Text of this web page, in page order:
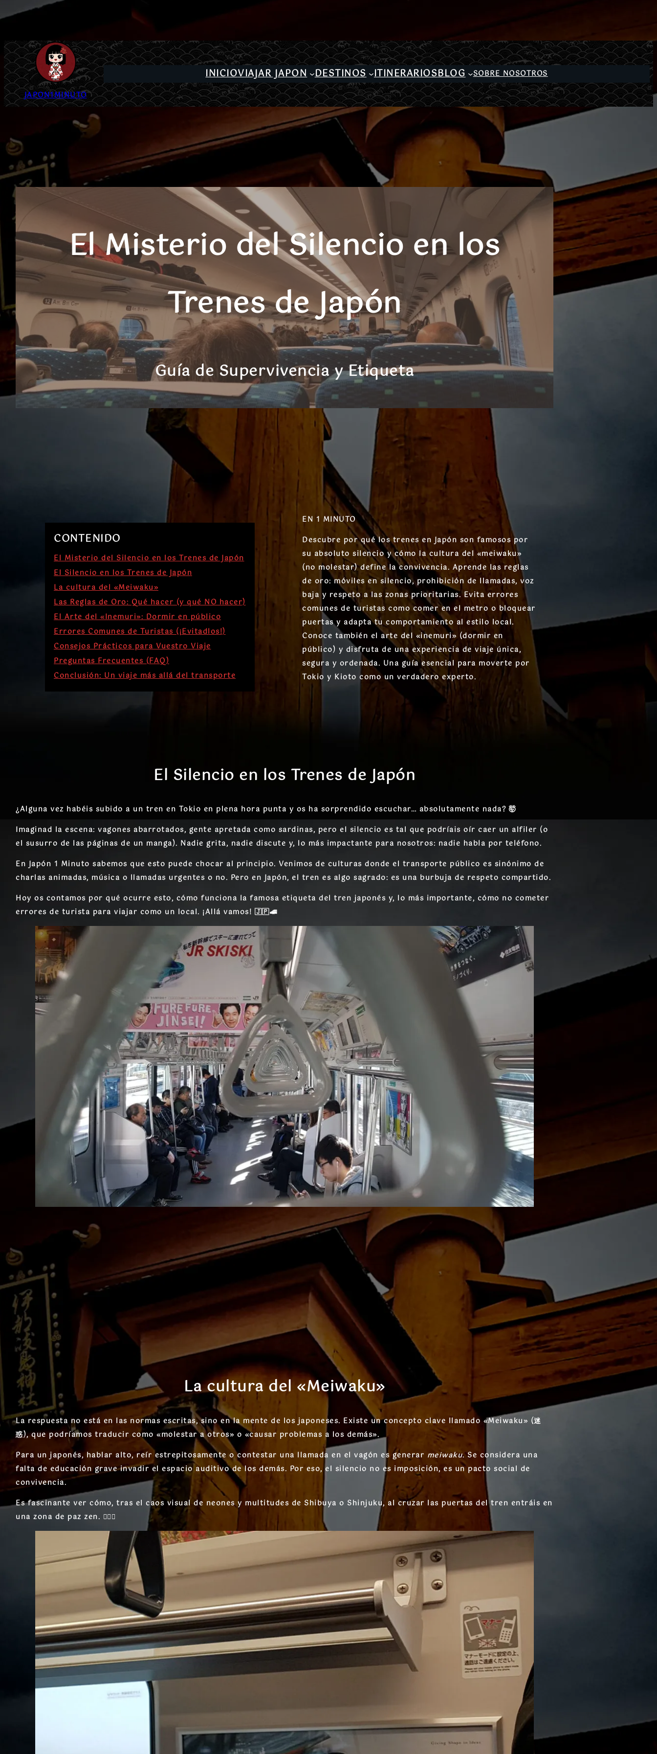
JAPON1MINUTO
INICIOVIAJAR JAPON DESTINOS ITINERARIOSBLOG SOBRE NOSOTROS
El Misterio del Silencio en los
Trenes de Japón
Guía de Supervivencia y Etiqueta
CONTENIDO
El Misterio del Silencio en los Trenes de Japón
El Silencio en los Trenes de Japón
La cultura del «Meiwaku»
Las Reglas de Oro: Qué hacer (y qué NO hacer)
El Arte del «Inemuri»: Dormir en público
Errores Comunes de Turistas (¡Evitadlos!)
Consejos Prácticos para Vuestro Viaje
Preguntas Frecuentes (FAQ)
Conclusión: Un viaje más allá del transporte
EN 1 MINUTO
Descubre por qué los trenes en Japón son famosos por
su absoluto silencio y cómo la cultura del «meiwaku»
(no molestar) define la convivencia. Aprende las reglas
de oro: móviles en silencio, prohibición de llamadas, voz
baja y respeto a las zonas prioritarias. Evita errores
comunes de turistas como comer en el metro o bloquear
puertas y adapta tu comportamiento al estilo local.
Conoce también el arte del «inemuri» (dormir en
público) y disfruta de una experiencia de viaje única,
segura y ordenada. Una guía esencial para moverte por
Tokio y Kioto como un verdadero experto.
El Silencio en los Trenes de Japón
¿Alguna vez habéis subido a un tren en Tokio en plena hora punta y os ha sorprendido escuchar… absolutamente nada? 🤯
Imaginad la escena: vagones abarrotados, gente apretada como sardinas, pero el silencio es tal que podríais oír caer un alfiler (o
el susurro de las páginas de un manga). Nadie grita, nadie discute y, lo más impactante para nosotros: nadie habla por teléfono.
EnJapón 1 Minuto sabemos que esto puede chocar al principio. Venimos de culturas donde el transporte público es sinónimo de
charlas animadas, música o llamadas urgentes o no. Pero en Japón, el tren es algo sagrado: es una burbuja de respeto compartido.
Hoy os contamos por qué ocurre esto, cómo funciona la famosa etiqueta del tren japonés y, lo más importante, cómo no cometer
errores de turista para viajar como un local. ¡Allá vamos! 🇯🇵🚄
La cultura del «Meiwaku»
La respuesta no está en las normas escritas, sino en la mente de los japoneses. Existe un concepto clave llamado«Meiwaku» (迷
惑), que podríamos traducir como «molestar a otros» o «causar problemas a los demás».
Para un japonés, hablar alto, reír estrepitosamente o contestar una llamada en el vagón es generar meiwaku. Se considera una
falta de educación grave invadir el espacio auditivo de los demás. Por eso, el silencio no es imposición, es un pacto social de
convivencia.
Es fascinante ver cómo, tras el caos visual de neones y multitudes de Shibuya o Shinjuku, al cruzar las puertas del tren entráis en
una zona de paz zen. 🧘‍♂️✨